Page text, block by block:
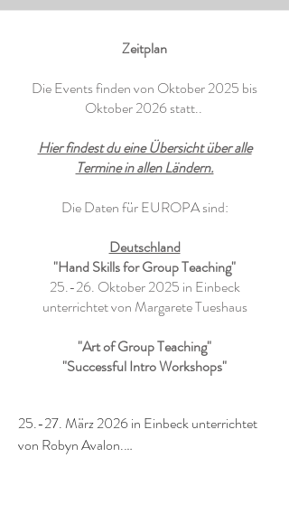
Zeitplan
Die Events finden von Oktober 2025 bis
Oktober 2026 statt..
Hier findest du eine Übersicht über alle
Termine in allen Ländern.
Die Daten für EUROPA sind:
Deutschland
"Hand Skills for Group Teaching"
25.-26. Oktober 2025 in Einbeck
unterrichtet von Margarete Tueshaus
"Art of Group Teaching"
"Successful Intro Workshops"
25.-27. März 2026 in Einbeck unterrichtet
von Robyn Avalon.